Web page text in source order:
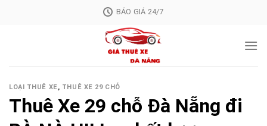
BÁO GIÁ 24/7
LOẠI THUÊ XE, THUÊ XE 29 CHỖ
Thuê Xe 29 chỗ Đà Nẵng đi